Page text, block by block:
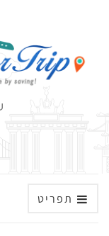
תפריט